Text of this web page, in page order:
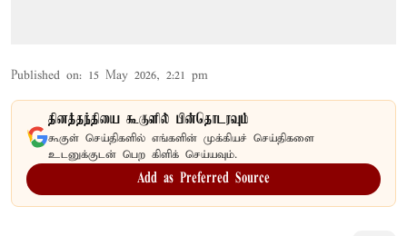
Published on: 15 May 2026, 2:21 pm
தினத்தந்தியை கூகுளில் பின்தொடரவும்
கூகுள் செய்திகளில் எங்களின் முக்கியச் செய்திகளை
உடனுக்குடன் பெற கிளிக் செய்யவும்.
Add as Preferred Source